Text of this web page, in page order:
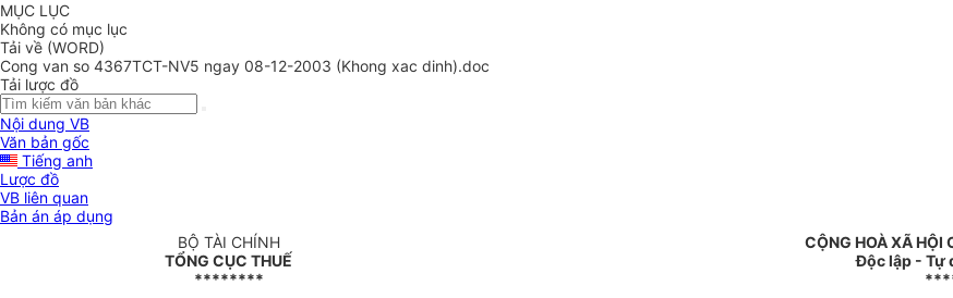
MỤC LỤC
Không có mục lục
Tải về (WORD)
Cong van so 4367TCT-NV5 ngay 08-12-2003 (Khong xac dinh).doc
Tải lược đồ
Nội dung VB
Văn bản gốc
Tiếng anh
Lược đồ
VB liên quan
Bản án áp dụng
BỘ TÀI CHÍNH
TỔNG CỤC THUẾ
********
CỘNG HOÀ XÃ HỘI
Độc lập - Tự